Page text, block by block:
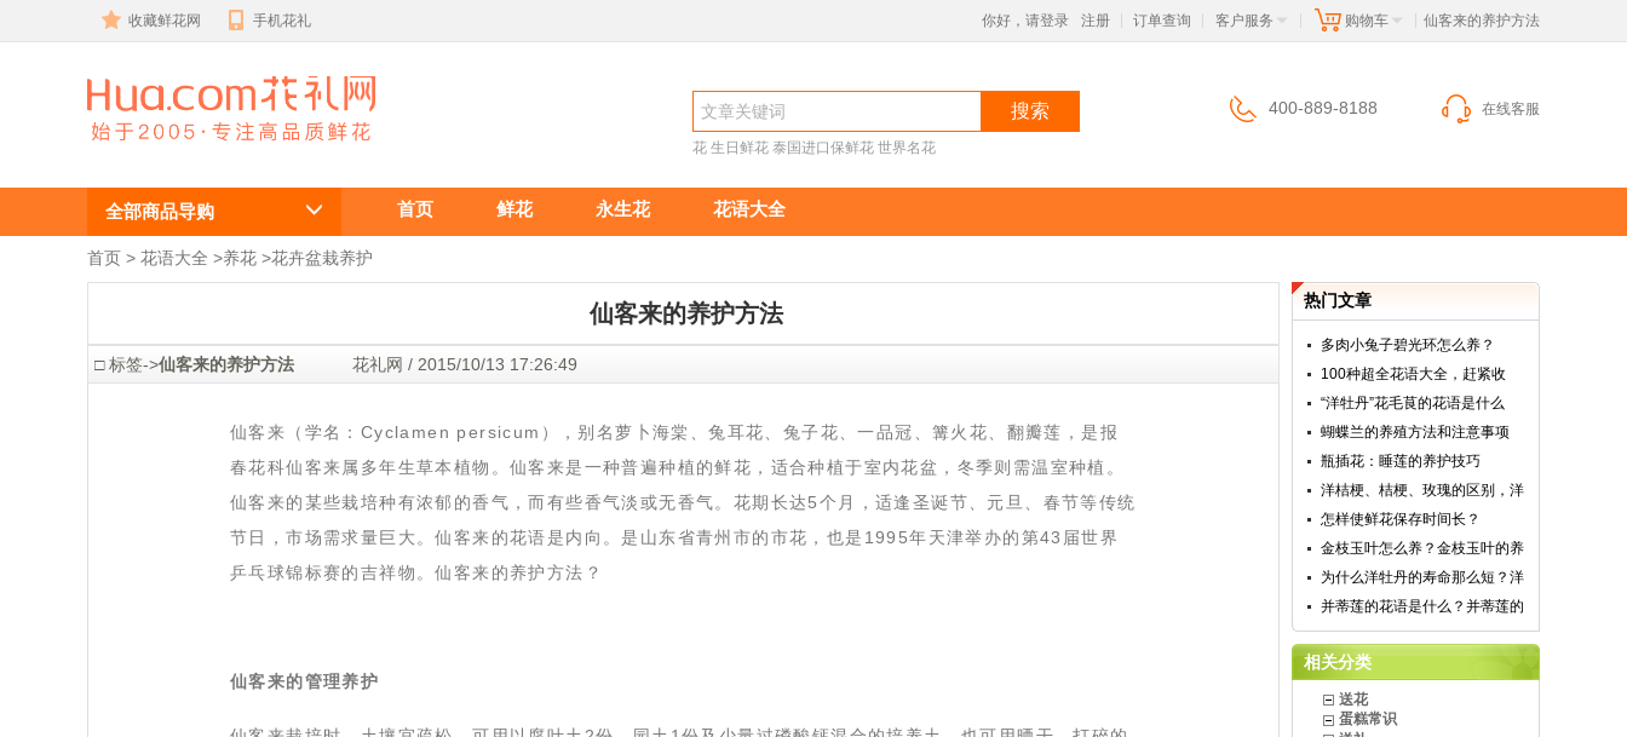
收藏鲜花网 手机花礼 你好，请登录 注册 订单查询 客户服务 购物车 仙客来的养护方法
仙客来的养护
方法
搜索
花 生日鲜花 泰国进口保鲜花 世界名花
400-889-8188 在线客服
全部商品导购 首页 鲜花 永生花 花语大全
首页 > 花语大全 >养花 >花卉盆栽养护
仙客来的养护方法
□ 标签->仙客来的养护方法 花礼网 / 2015/10/13 17:26:49
仙客来（学名：Cyclamen persicum），别名萝卜海棠、兔耳花、兔子花、一品冠、篝火花、翻瓣莲，是报
春花科仙客来属多年生草本植物。仙客来是一种普遍种植的鲜花，适合种植于室内花盆，冬季则需温室种植。
仙客来的某些栽培种有浓郁的香气，而有些香气淡或无香气。花期长达5个月，适逢圣诞节、元旦、春节等传统
节日，市场需求量巨大。仙客来的花语是内向。是山东省青州市的市花，也是1995年天津举办的第43届世界
乒乓球锦标赛的吉祥物。仙客来的养护方法？
仙客来的管理养护
热门文章
多肉小兔子碧光环怎么养？
100种超全花语大全，赶紧收
“洋牡丹”花毛茛的花语是什么
蝴蝶兰的养殖方法和注意事项
瓶插花：睡莲的养护技巧
洋桔梗、桔梗、玫瑰的区别，洋
怎样使鲜花保存时间长？
金枝玉叶怎么养？金枝玉叶的养
为什么洋牡丹的寿命那么短？洋
并蒂莲的花语是什么？并蒂莲的
相关分类
送花
蛋糕常识